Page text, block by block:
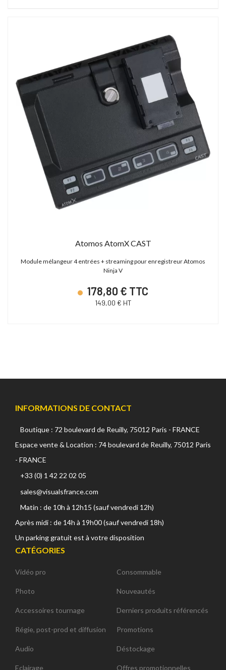
Atomos AtomX CAST
Module mélangeur 4 entrées + streaming pour enregistreur Atomos
Ninja V
178,80 € TTC
149,00 € HT
INFORMATIONS DE CONTACT
Boutique : 72 boulevard de Reuilly, 75012 Paris - FRANCE
Espace vente & Location : 74 boulevard de Reuilly, 75012 Paris
- FRANCE
+33 (0) 1 42 22 02 05
sales@visualsfrance.com
Matin : de 10h à 12h15 (sauf vendredi 12h)
Après midi : de 14h à 19h00 (sauf vendredi 18h)
Un parking gratuit est à votre disposition
CATÉGORIES
Vidéo pro
Photo
Accessoires tournage
Régie, post-prod et diffusion
Audio
Eclairage
Consommable
Nouveautés
Derniers produits référencés
Promotions
Déstockage
Offres promotionnelles